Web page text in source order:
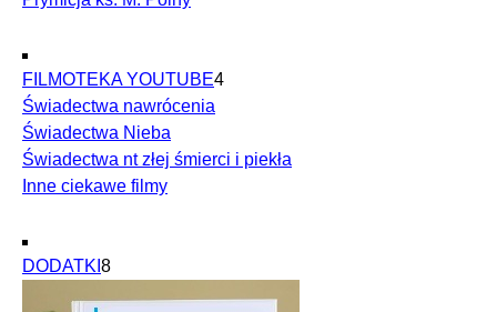
FILMOTEKA YOUTUBE4
Świadectwa nawrócenia
Świadectwa Nieba
Świadectwa nt złej śmierci i piekła
Inne ciekawe filmy
DODATKI 8